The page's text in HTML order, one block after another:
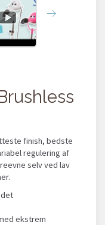
finish, bedste
regulering af
selv ved lav
ekstrem